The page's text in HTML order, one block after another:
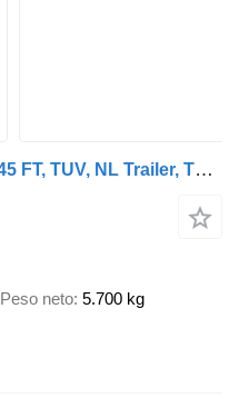
Renders FCC, BPW 2x20/40/45 FT, TUV, NL Trailer, TOP!
Peso neto 5.700 kg